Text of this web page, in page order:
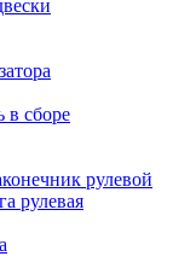
в сборе
рулевой
рулевая